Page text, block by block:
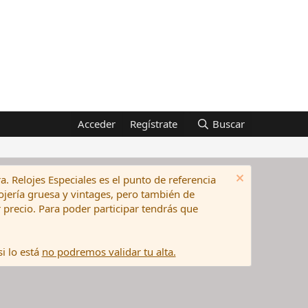
Acceder Regístrate Buscar
Relojes Especiales es el punto de referencia
gruesa y vintages, pero también de
Para poder participar tendrás que
lo está no podremos validar tu alta.